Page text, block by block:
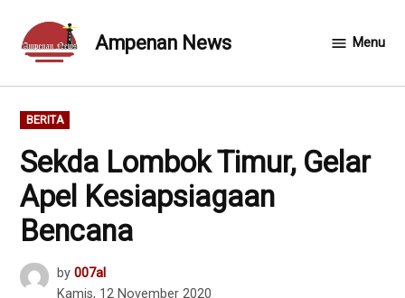
content
Ampenan News Menu
POSTED
IN
BERITA
Sekda Lombok Timur, Gelar
Apel Kesiapsiagaan
Bencana
by 007al
Kamis, 12 November 2020